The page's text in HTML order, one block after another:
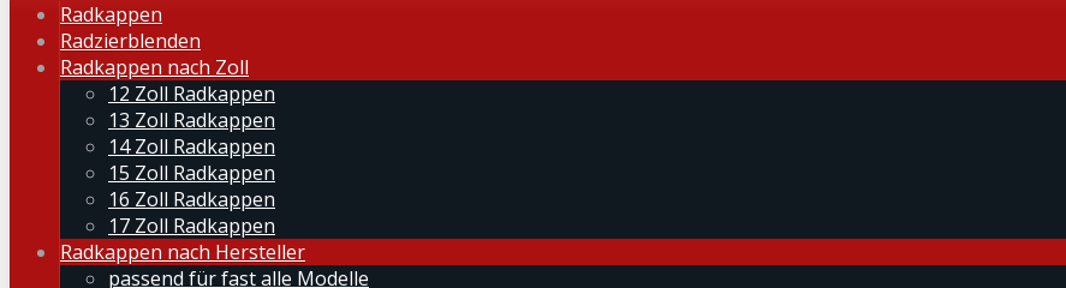
Radkappen
Radzierblenden
Radkappen nach Zoll
12 Zoll Radkappen
13 Zoll Radkappen
14 Zoll Radkappen
15 Zoll Radkappen
16 Zoll Radkappen
17 Zoll Radkappen
Radkappen nach Hersteller
passend für fast alle Modelle